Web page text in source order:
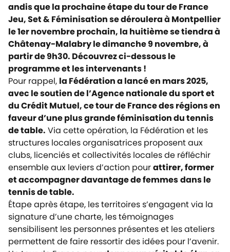
andis que la prochaine étape du tour de France
Jeu, Set & Féminisation se déroulera à Montpellier
le 1er novembre prochain, la huitième se tiendra à
Châtenay-Malabry le dimanche 9 novembre, à
partir de 9h30. Découvrez ci-dessous le
programme et les intervenants !
Pour rappel, la Fédération a lancé en mars 2025,
avec le soutien de l’Agence nationale du sport et
du Crédit Mutuel, ce tour de France des régions en
faveur d’une plus grande féminisation du tennis
de table. Via cette opération, la Fédération et les
structures locales organisatrices proposent aux
clubs, licenciés et collectivités locales de réfléchir
ensemble aux leviers d’action pourattirer, former
et accompagner davantage de femmesdans le
tennis de table.
Étape après étape, les territoires s’engagent via la
signature d’une charte, les témoignages
sensibilisent les personnes présentes et les ateliers
permettent de faire ressortir des idées pour l’avenir.